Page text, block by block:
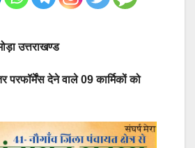
उत्तराखण्ड
परफॉर्मेंस देने वाले 09 कार्मिकों को